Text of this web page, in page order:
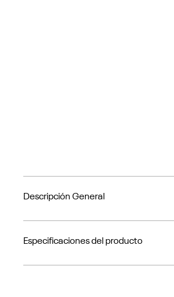
Descripción General
Especificaciones del producto